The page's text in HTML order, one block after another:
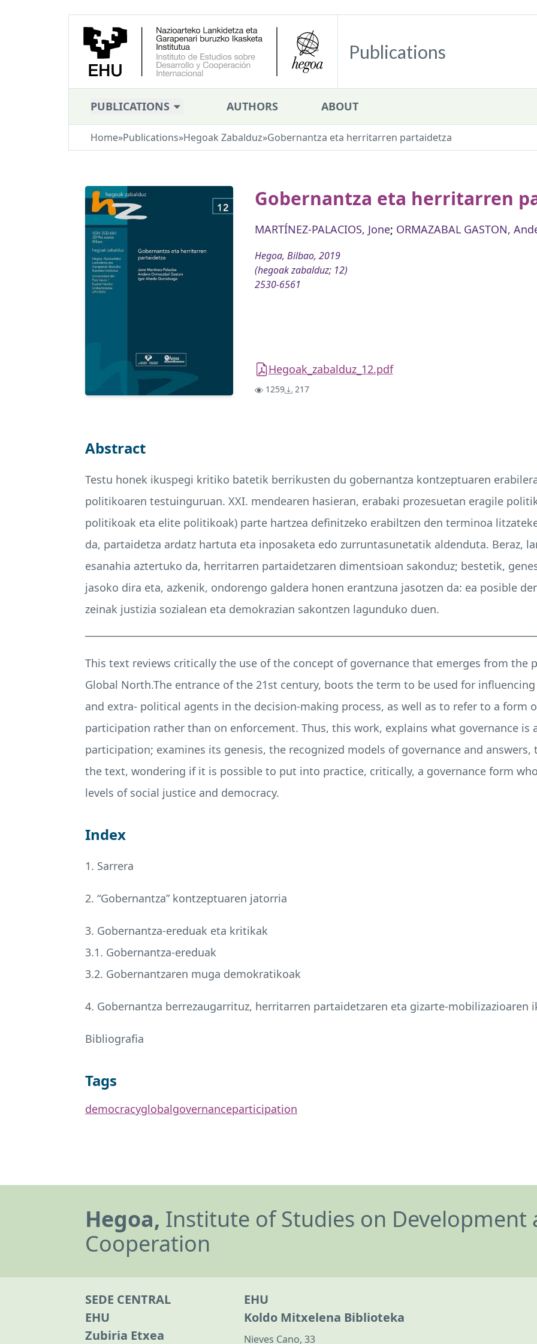
Publications
PUBLICATIONS AUTHORS ABOUT
Home»Publications»Hegoak Zabalduz»Gobernantza eta herritarren partaidetza
Gobernantza eta herritarren
MARTÍNEZ-PALACIOS, Jone; ORMAZABAL GASTON,
Hegoa, Bilbao, 2019
(hegoak zabalduz; 12)
2530-6561
Hegoak_zabalduz_12.pdf
1259 217
Abstract
Testu honek ikuspegi kritiko batetik berrikusten du gobernantza kontzeptuaren
politikoaren testuinguruan. XXI. mendearen hasieran, erabaki prozesuetan eragile
politikoak eta elite politikoak) parte hartzea definitzeko erabiltzen den terminoa
da, partaidetza ardatz hartuta eta inposaketa edo zurruntasunetatik aldenduta. Beraz,
esanahia aztertuko da, herritarren partaidetzaren dimentsioan sakonduz; bestetik,
jasoko dira eta, azkenik, ondorengo galdera honen erantzuna jasotzen da: ea posible
zeinak justizia sozialean eta demokrazian sakontzen lagunduko duen.
This text reviews critically the use of the concept of governance that emerges from the
Global North.The entrance of the 21st century, boots the term to be used for
and extra- political agents in the decision-making process, as well as to refer to a form
participation rather than on enforcement. Thus, this work, explains what governance
participation; examines its genesis, the recognized models of governance and
the text, wondering if it is possible to put into practice, critically, a governance form
levels of social justice and democracy.
Index
1. Sarrera
2. “Gobernantza” kontzeptuaren jatorria
3. Gobernantza-ereduak eta kritikak
3.1. Gobernantza-ereduak
3.2. Gobernantzaren muga demokratikoak
4. Gobernantza berrezaugarrituz, herritarren partaidetzaren eta gizarte-mobilizazioaren
Bibliografia
Tags
democracyglobalgovernanceparticipation
Hegoa, Institute of Studies on
Cooperation
SEDE CENTRAL
EHU
Zubiria Etxea
EHU
Koldo Mitxelena Biblioteka
Nieves Cano, 33